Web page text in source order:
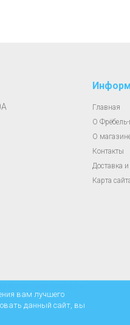
Главная
О Фрёбель-
О
Контакты
Доставка и
Карта
сайта запрещено.
вам лучшего
данный сайт, вы